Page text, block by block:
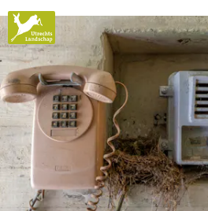
Utrechts
Landschap